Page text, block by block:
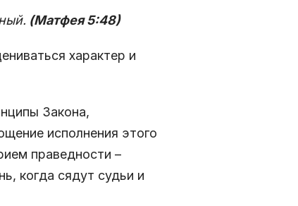
(Матфея 5:48)
характер и
Закона,
исполнения этого
праведности –
когда сядут судьи и